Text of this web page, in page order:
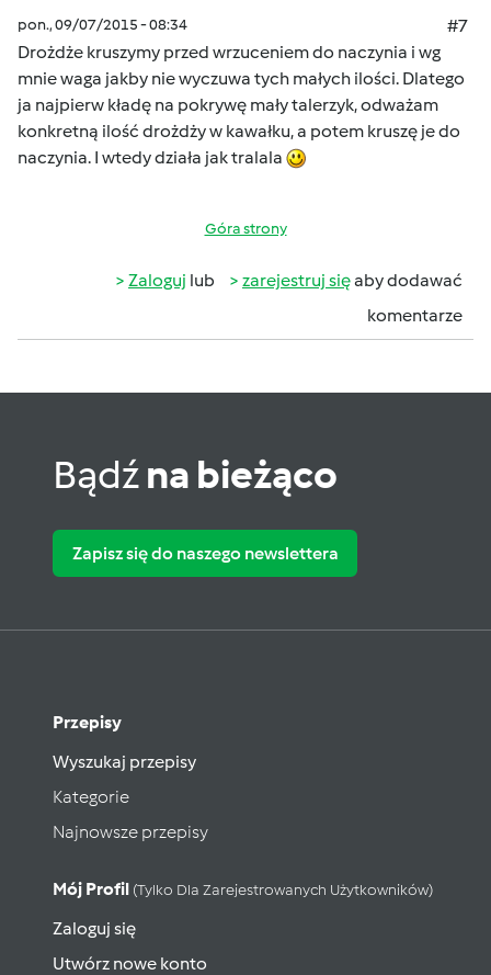
pon., 09/07/2015 - 08:34
#7
Drożdże kruszymy przed wrzuceniem do naczynia i wg
mnie waga jakby nie wyczuwa tych małych ilości. Dlatego
ja najpierw kładę na pokrywę mały talerzyk, odważam
konkretną ilość drożdży w kawałku, a potem kruszę je do
naczynia. I wtedy działa jak tralala
Góra strony
Zaloguj lub zarejestruj sięaby dodawać
komentarze
Bądźna bieżąco
Zapisz się do naszego newslettera
Przepisy
Wyszukaj przepisy
Kategorie
Najnowsze przepisy
Mój Profil (tylko Dla Zarejestrowanych Użytkowników)
Zaloguj się
Utwórz nowe konto